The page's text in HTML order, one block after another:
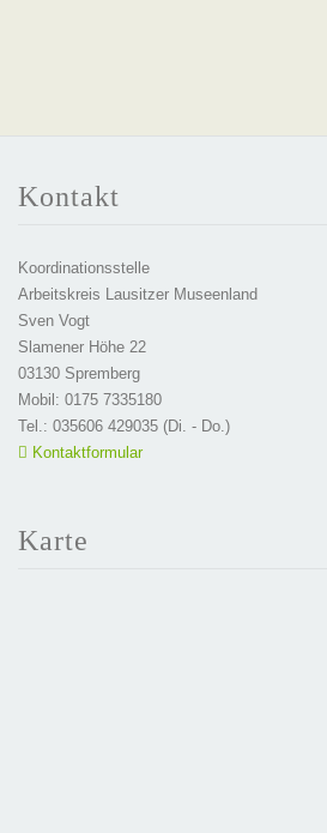
Kontakt
Koordinationsstelle
Arbeitskreis Lausitzer Museenland
Sven Vogt
Slamener Höhe 22
03130 Spremberg
Mobil: 0175 7335180
Tel.: 035606 429035 (Di. - Do.)
Kontaktformular
Karte